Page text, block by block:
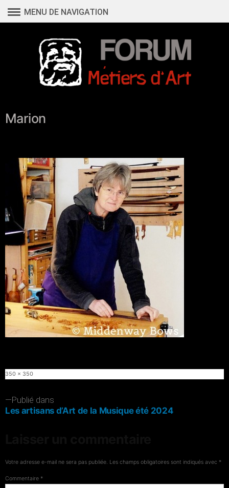
contenu
MENU DE NAVIGATION
Marion
Taille
350 × 350
Navigation
de
Publié dans
Les artisans d’Art de la Musique été 2024
Votre adresse e-mail ne sera pas publiée. Les champs obligatoires sont indiqués avec *
Commentaire *